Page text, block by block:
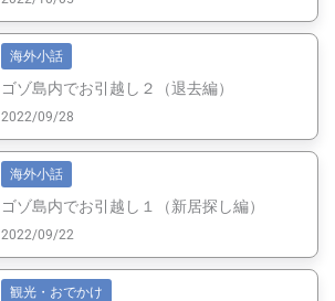
海外小話
ゴゾ島内でお引越し２（退去編）
2022/09/28
海外小話
ゴゾ島内でお引越し１（新居探し編）
2022/09/22
観光・おでかけ